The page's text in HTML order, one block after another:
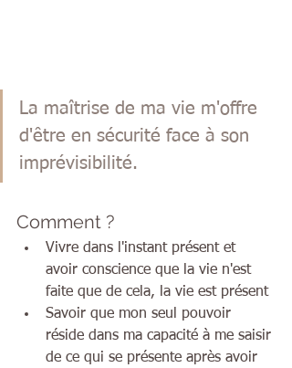
La maîtrise de ma vie m'offre
d'être en sécurité face à son
imprévisibilité.
Comment ?
Vivre dans l'instant présent et
avoir conscience que la vie n'est
faite que de cela, la vie est présent
Savoir que mon seul pouvoir
réside dans ma capacité à me saisir
de ce qui se présente après avoir